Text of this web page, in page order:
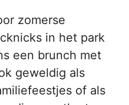
zomerse
in het park
een brunch met
geweldig als
of als